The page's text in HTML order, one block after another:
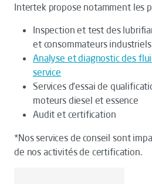
Intertek propose notamment les
Inspection et test des
et consommateurs industriels
Analyse et diagnostic des
service
Services d’essai de
moteurs diesel et essence
Audit et certification
*Nos services de conseil sont
de nos activités de certification.